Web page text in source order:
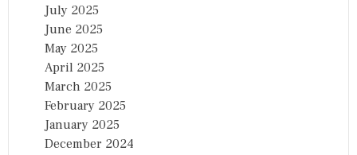
July 2025
June 2025
May 2025
April 2025
March 2025
February 2025
January 2025
December 2024